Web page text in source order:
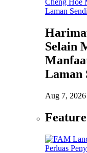
Selain
Laman
Aug 7, 2026